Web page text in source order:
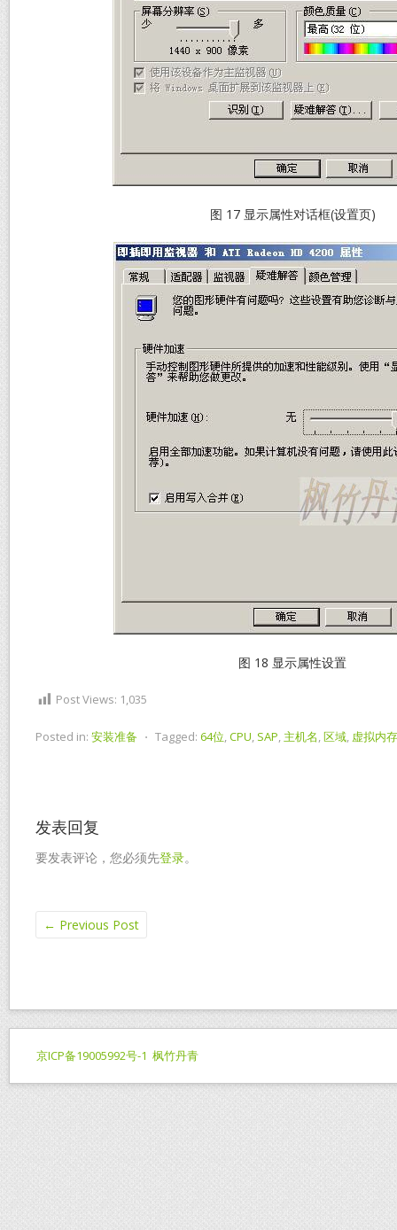
图 17 显示属性对话框(设置页)
图 18 显示属性设置
Post Views: 1,035
Posted in: 安装准备 ⋅ Tagged: 64位 CPU SAP 主机名 区域 虚拟内存
发表回复
要发表评论，您必须先登录。
← Previous Post
京ICP备19005992号-1 枫竹丹青